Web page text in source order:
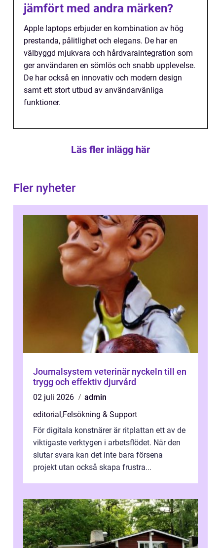
jämfört med andra märken?
Apple laptops erbjuder en kombination av hög
prestanda, pålitlighet och elegans. De har en
välbyggd mjukvara och hårdvaraintegration som
ger användaren en sömlös och snabb upplevelse.
De har också en innovativ och modern design
samt ett stort utbud av användarvänliga
funktioner.
Läs fler inlägg här
Fler nyheter
Journalsystem veterinär nyckeln till en
trygg och effektiv djurvård
02 juli 2026
admin
editorial,Felsökning & Support
För digitala konstnärer är ritplattan ett av de
viktigaste verktygen i arbetsflödet. När den
slutar svara kan det inte bara försena
projekt utan också skapa frustra...